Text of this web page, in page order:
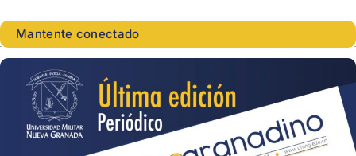
Mantente conectado